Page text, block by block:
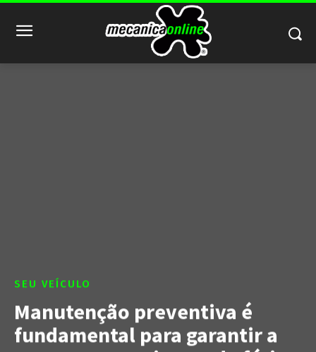
SEU VEÍCULO
Manutenção preventiva é
fundamental para garantir a